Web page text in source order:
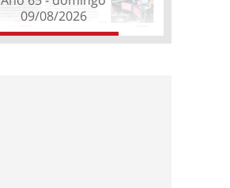
09/08/2026